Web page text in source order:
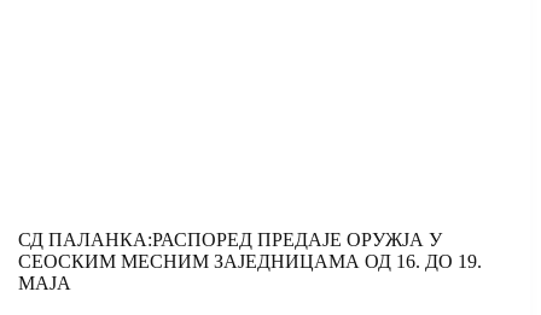
СД ПАЛАНКА:РАСПОРЕД ПРЕДАЈЕ ОРУЖЈА У
СЕОСКИМ МЕСНИМ ЗАЈЕДНИЦАМА ОД 16. ДО 19.
МАЈА